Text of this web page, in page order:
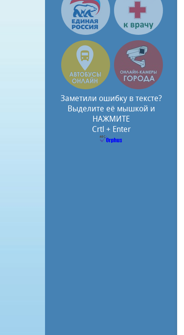
Заметили ошибку в тексте?
Выделите её мышкой и
НАЖМИТЕ
Crtl + Enter